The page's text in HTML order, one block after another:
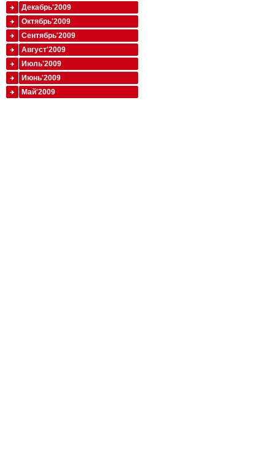
Декабрь'2009
Октябрь'2009
Сентябрь'2009
Август'2009
Июль'2009
Июнь'2009
Май'2009